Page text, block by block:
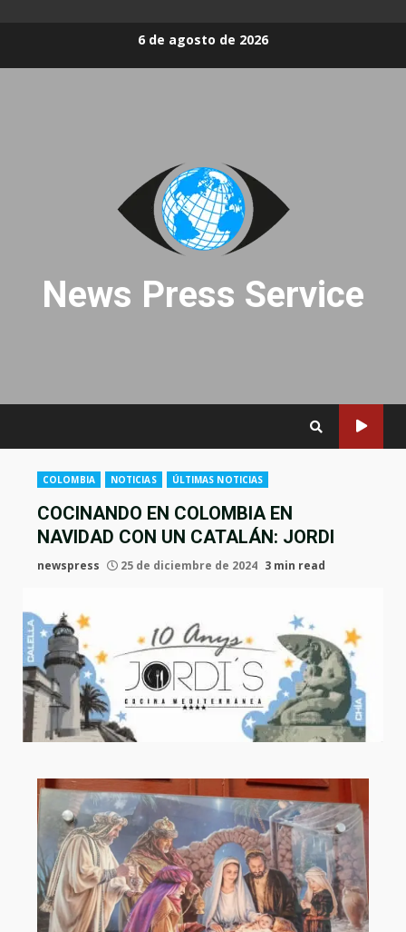
6 de agosto de 2026
News Press Service
COLOMBIA NOTICIAS ÚLTIMAS NOTICIAS
COCINANDO EN COLOMBIA EN
NAVIDAD CON UN CATALÁN: JORDI
newspress 25 de diciembre de 2024 3 min read